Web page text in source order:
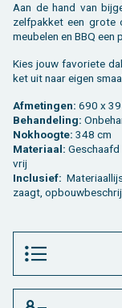
Aan de hand van
zelf­pak­ket een grote
meu­be­len en BBQ een
Kies jouw fa­vo­rie­te
ket uit naar eigen
Af­me­tin­gen: 690 x
Be­han­de­ling:
Nok­hoog­te: 348 cm
Ma­te­ri­aal:
vrij
In­clu­sief:
zaagt,